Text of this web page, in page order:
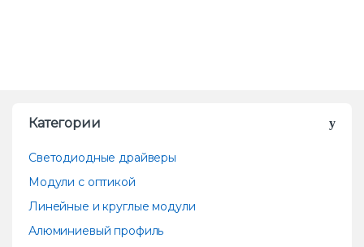
Категории
Светодиодные драйверы
Модули с оптикой
Линейные и круглые модули
Алюминиевый профиль